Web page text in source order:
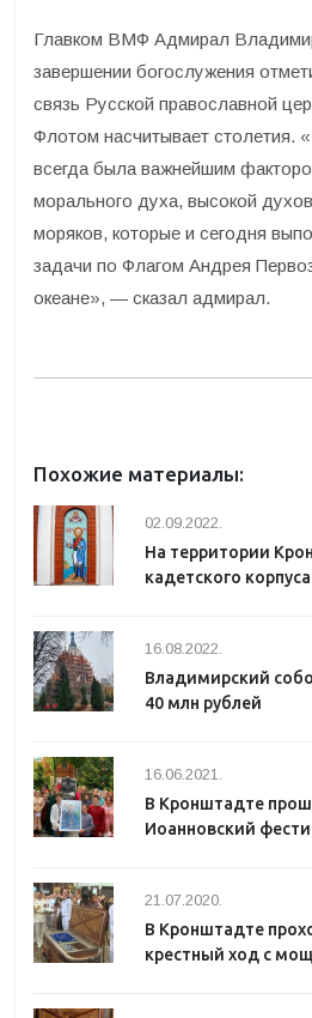
Главком ВМФ Адмирал
завершении богослужения
связь Русской православной
Флотом насчитывает столетия.
всегда была важнейшим
морального духа, высокой
моряков, которые и сегодня
задачи по Флагом Андрея
океане», — сказал адмирал.
Похожие материалы:
02.09.2022.
На территории
кадетского
16.08.2022.
Владимирский
40 млн рублей
16.06.2021.
В Кронштадте
Иоанновский
21.07.2020.
В Кронштадте
крестный ход с